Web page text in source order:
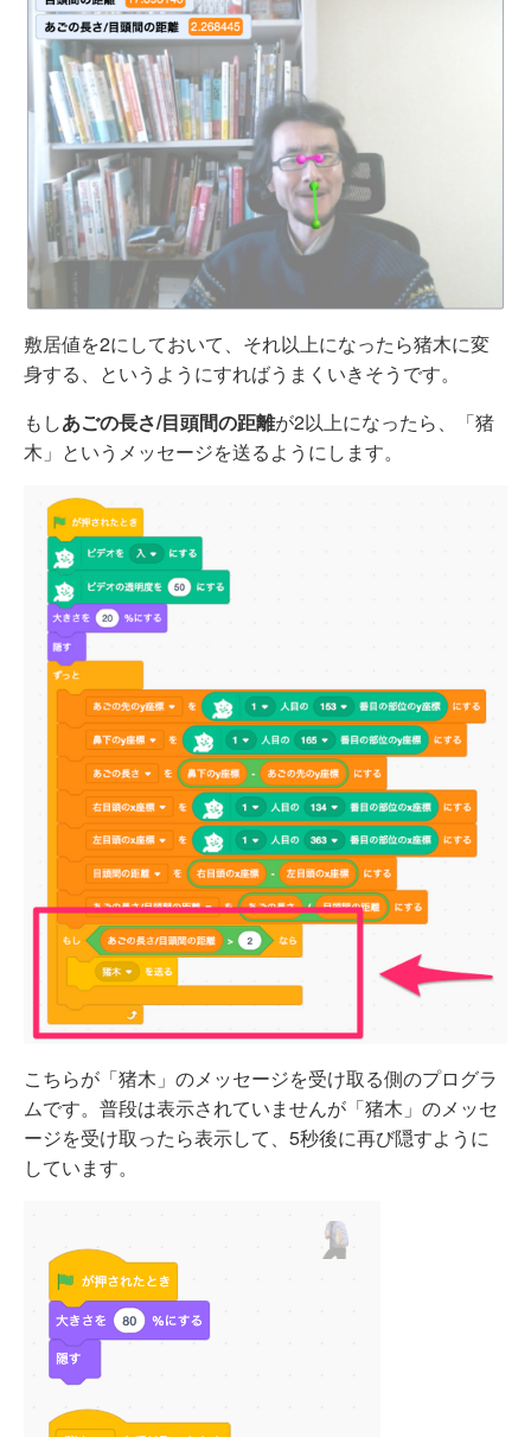
敷居値を2にしておいて、それ以上になったら猪木に変
身する、というようにすればうまくいきそうです。
もしあごの長さ/目頭間の距離が2以上になったら、「猪
木」というメッセージを送るようにします。
こちらが「猪木」のメッセージを受け取る側のプログラ
ムです。普段は表示されていませんが「猪木」のメッセ
ージを受け取ったら表示して、5秒後に再び隠すように
しています。